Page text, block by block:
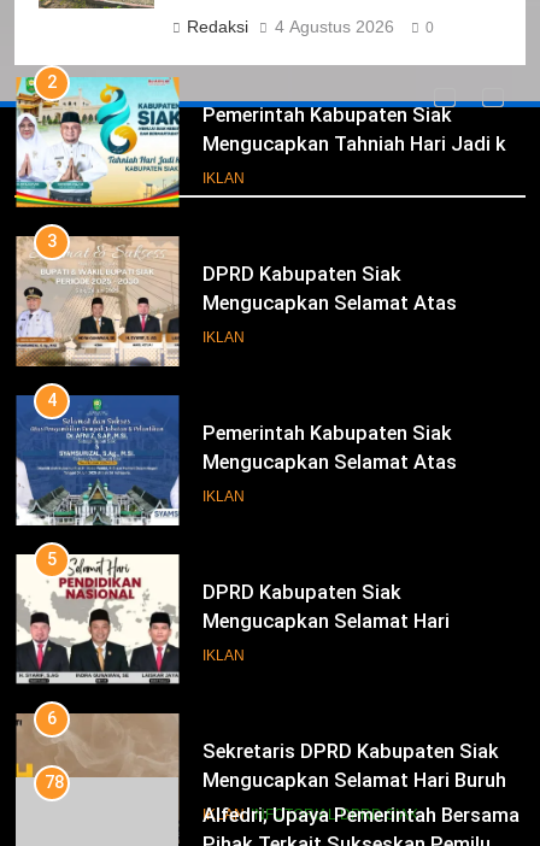
Redaksi 4 Agustus 2026 0
Iklan
IKLAN
2
Pemerintah Kabupaten Siak
Mengucapkan Tahniah Hari Jadi ke-
26 Kabupaten Siak
IKLAN
3
DPRD Kabupaten Siak
Mengucapkan Selamat Atas
Pengambilan Sumpah Jabatan
IKLAN
4
Pemerintah Kabupaten Siak
Mengucapkan Selamat Atas
Pengambilan Sumpah Jabatan
IKLAN
5
DPRD Kabupaten Siak
Mengucapkan Selamat Hari
Pendidikan Nasional
IKLAN
6
Sekretaris DPRD Kabupaten Siak
Mengucapkan Selamat Hari Buruh
IKLAN INFOTORIAL DPRD SIAK
78
Alfedri; Upaya Pemerintah Bersama